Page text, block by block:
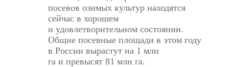
посевов озимых культур находятся
сейчас в хорошем
и удовлетворительном состоянии.
Общие посевные площади в этом году
в России вырастут на 1 млн
га и превысят 81 млн га.